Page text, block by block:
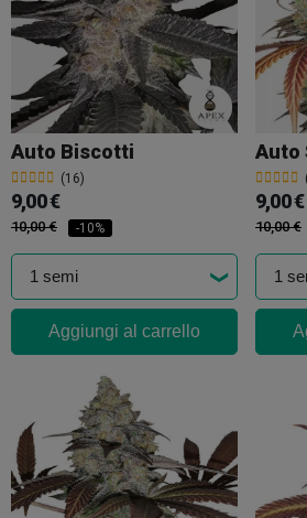
Auto Biscotti
(16)
9,00 €
10,00 € -10%
Aggiungi al carrello
Auto
9,00 €
10,00 €